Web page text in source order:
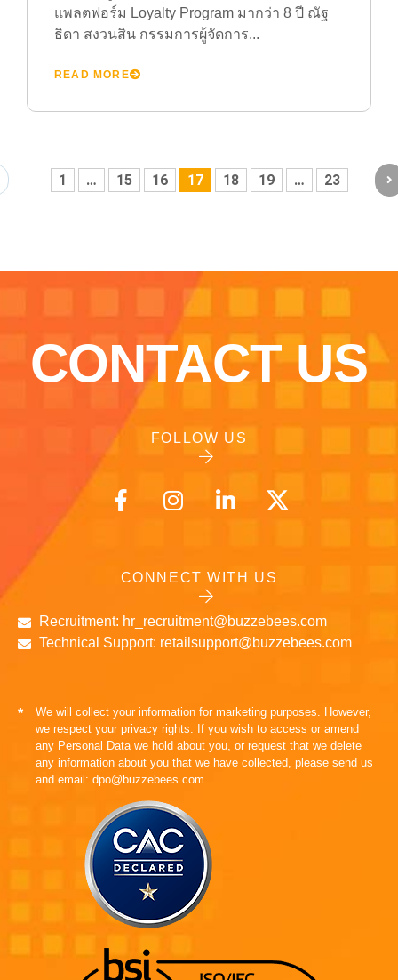
แพลตฟอร์ม Loyalty Program มากว่า 8 ปี ณัฐ
ธิดา สงวนสิน กรรมการผู้จัดการ...
READ MORE
1 … 15 16 17 18 19 … 23
CONTACT US
FOLLOW US
CONNECT WITH US
Recruitment: hr_recruitment@buzzebees.com
Technical Support: retailsupport@buzzebees.com
*
We will collect your information for marketing purposes. However,
we respect your privacy rights. If you wish to access or amend
any Personal Data we hold about you, or request that we delete
any information about you that we have collected, please send us
and email: dpo@buzzebees.com